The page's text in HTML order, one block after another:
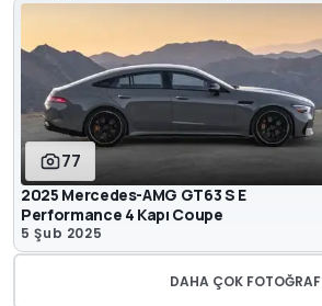
77
2025 Mercedes-AMG GT63 S E
Performance 4 Kapı Coupe
5 Şub 2025
DAHA ÇOK FOTOĞRAF